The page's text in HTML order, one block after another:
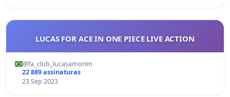
LUCAS FOR ACE IN ONE PIECE LIVE ACTION
@fa_club_lucasamorim
22 889 assinaturas
23 Sep 2023